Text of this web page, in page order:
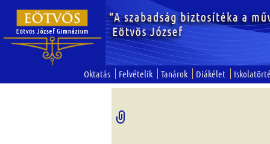
Oktatás Felvételik Tanárok Diákélet